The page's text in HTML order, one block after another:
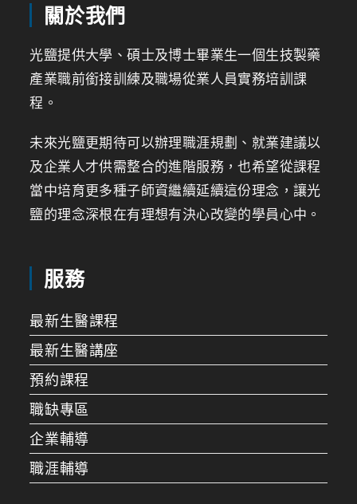
關於我們
光鹽提供大學、碩士及博士畢業生一個生技製藥
產業職前銜接訓練及職場從業人員實務培訓課
程。
未來光鹽更期待可以辦理職涯規劃、就業建議以
及企業人才供需整合的進階服務，也希望從課程
當中培育更多種子師資繼續延續這份理念，讓光
鹽的理念深根在有理想有決心改變的學員心中。
服務
最新生醫課程
最新生醫講座
預約課程
職缺專區
企業輔導
職涯輔導